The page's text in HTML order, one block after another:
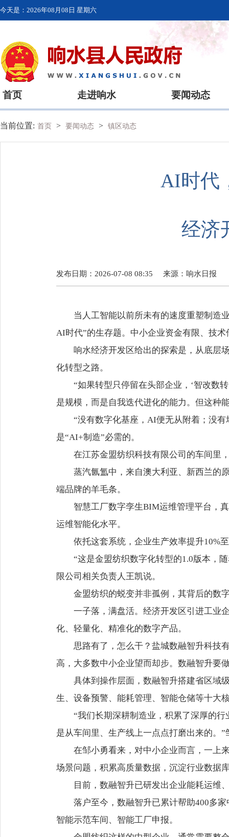
今天是： 2026年08月08日 星期六
首页 走进响水 要闻动态
当前位置: 首页 > 要闻动态 > 镇区动态
AI时代
经济
发布日期：2026-07-08 08:35 来源： 响水日报
当人工智能以前所未有的速度重塑制造
AI时代”的生存题。中小企业资金有限、技
响水经济开发区给出的探索是，从底层
化转型之路。
“如果转型只停留在头部企业，‘智改数
是规模，而是自我迭代进化的能力。但这种
“没有数字化基座，AI便无从附着；没
是“AI+制造”必需的。
在江苏金盟纺织科技有限公司的车间里
蒸汽氤氲中，来自澳大利亚、新西兰的
端品牌的羊毛条。
智慧工厂数字孪生BIM运维管理平台，
运维智能化水平。
依托这套系统，企业生产效率提升10%
“这是金盟纺织数字化转型的1.0版本，
限公司相关负责人王凯说。
金盟纺织的蜕变并非孤例，其背后的数
一子落，满盘活。经济开发区引进工业
化、轻量化、精准化的数字产品。
思路有了，怎么干？盐城数融智升科技
高，大多数中小企业望而却步。数融智升要
具体到操作层面，数融智升搭建省区域
生、设备预警、能耗管理、智能仓储等十大
“我们长期深耕制造业，积累了深厚的
是从车间里、生产线上一点点打磨出来的。”
在邹小勇看来，对中小企业而言，一上
场景问题，积累高质量数据，沉淀行业数据
目前，数融智升已研发出企业能耗运维
落户至今，数融智升已累计帮助400多
智能示范车间、智能工厂申报。